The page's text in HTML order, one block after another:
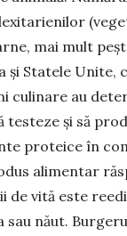
mai mult
și Statele Unite,
culinare au
teste­ze și să
pro­teice în
alimen­tar
de vită este
năut.